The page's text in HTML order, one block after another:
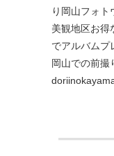
り岡山フォ
美観地区お得
でアルバムプ
岡山での前